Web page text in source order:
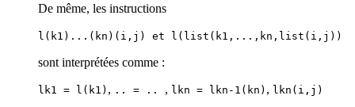
De même, les instructions
l(k1)...(kn)(i,j) et l(list(k1,...,kn,list(i,j))
sont interprétées comme :
lk1 = l(k1) , .. = .. , lkn = lkn-1(kn) , lkn(i,j)